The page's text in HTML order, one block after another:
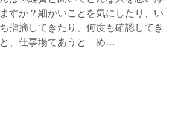
すか？細かいことを気にしたり、い
指摘してきたり、何度も確認してき
、仕事場であうと「め…